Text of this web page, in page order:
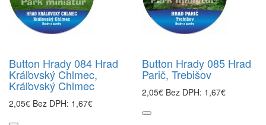
Button Hrady 084 Hrad
Kráľovský Chlmec,
Kráľovský Chlmec
2,05€ Bez DPH: 1,67€
Button Hrady 085 Hrad
Parič, Trebišov
2,05€ Bez DPH: 1,67€